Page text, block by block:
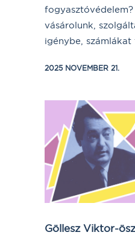
vásárolunk,
igénybe, számlákat
2025 NOVEMBER 21.
Göllesz Viktor-